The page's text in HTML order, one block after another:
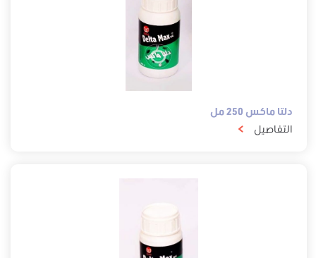
دلتا ماكس 250 مل
التفاصيل